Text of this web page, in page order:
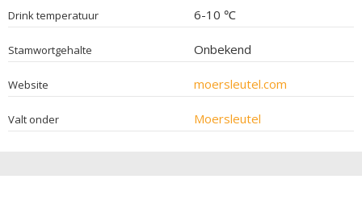
Drink temperatuur 6-10 ℃
Stamwortgehalte Onbekend
Website moersleutel.com
Valt onder Moersleutel